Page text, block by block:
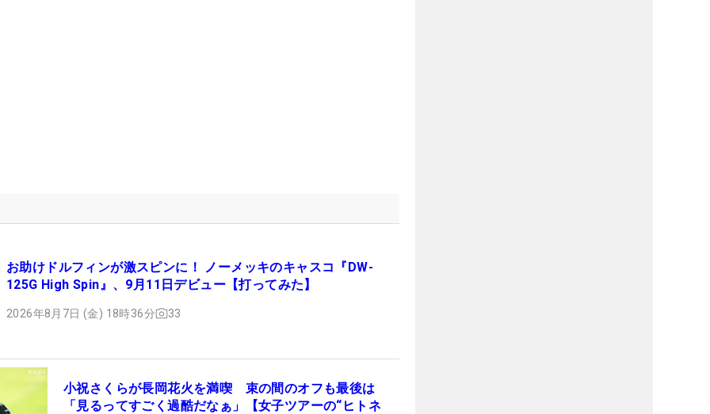
お助けドルフィンが激スピンに！ ノーメッキのキャスコ『DW-
125G High Spin』、9月11日デビュー【打ってみた】
2026年8月7日 (金) 18時36分 33
小祝さくらが長岡花火を満喫 束の間のオフも最後は
「見るってすごく過酷だなぁ」【女子ツアーの“ヒトネ